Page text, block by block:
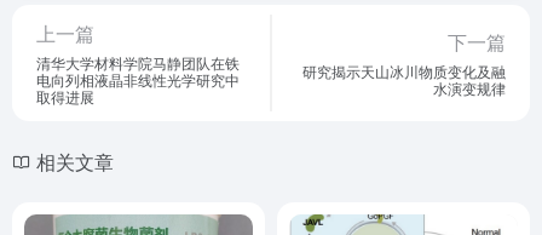
上一篇
清华大学材料学院马静团队在铁
电向列相液晶非线性光学研究中
取得进展
下一篇
研究揭示天山冰川物质变化及融
水演变规律
相关文章